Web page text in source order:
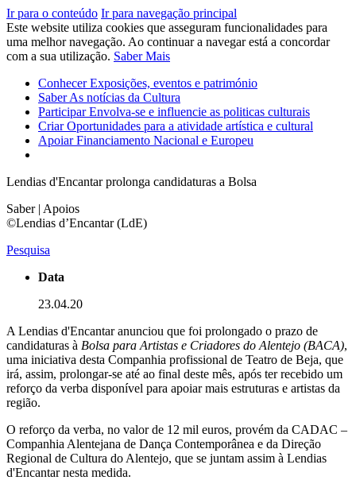
Ir para o conteúdo Ir para navegação principal
Este website utiliza cookies que asseguram funcionalidades para
uma melhor navegação. Ao continuar a navegar está a concordar
com a sua utilização. Saber Mais
ConhecerExposições, eventos e património
SaberAs notícias da Cultura
ParticiparEnvolva-se e influencie as politicas culturais
CriarOportunidades para a atividade artística e cultural
ApoiarFinanciamento Nacional e Europeu
Lendias d'Encantar prolonga candidaturas a Bolsa
Saber | Apoios
©Lendias d’Encantar (LdE)
Pesquisa
Data
23.04.20
A Lendias d'Encantar anunciou que foi prolongado o prazo de
candidaturas à Bolsa para Artistas e Criadores do Alentejo (BACA),
uma iniciativa desta Companhia profissional de Teatro de Beja, que
irá, assim, prolongar-se até ao final deste mês, após ter recebido um
reforço da verba disponível para apoiar mais estruturas e artistas da
região.
O reforço da verba, no valor de 12 mil euros, provém da CADAC –
Companhia Alentejana de Dança Contemporânea e da Direção
Regional de Cultura do Alentejo, que se juntam assim à Lendias
d'Encantar nesta medida.